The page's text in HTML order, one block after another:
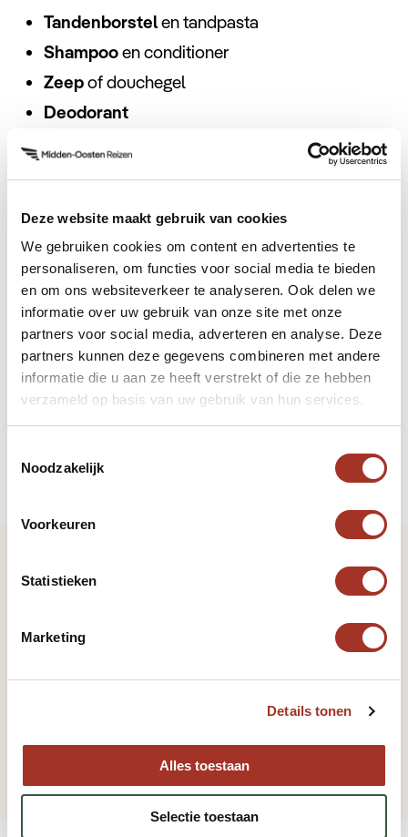
Deze website maakt gebruik van cookies
We gebruiken cookies om content en advertenties te
personaliseren, om functies voor social media te bieden
en om ons websiteverkeer te analyseren. Ook delen we
informatie over uw gebruik van onze site met onze
partners voor social media, adverteren en analyse. Deze
partners kunnen deze gegevens combineren met andere
informatie die u aan ze heeft verstrekt of die ze hebben
verzameld op basis van uw gebruik van hun services.
Noodzakelijk
Voorkeuren
Statistieken
Marketing
Details tonen
Alles toestaan
Selectie toestaan
Tandenborstelen tandpasta
Shampooen conditioner
Zeepof douchegel
Deodorant
Scheerapparaat
Medicijnen(indien nodig) en een kleine EHBO-
set
Elektronica
Mobiele telefoonen oplader
Reisadapter(Type G)
Laptopof tablet (indien nodig)
Camera
Vorige pagina
Tijdsverschil